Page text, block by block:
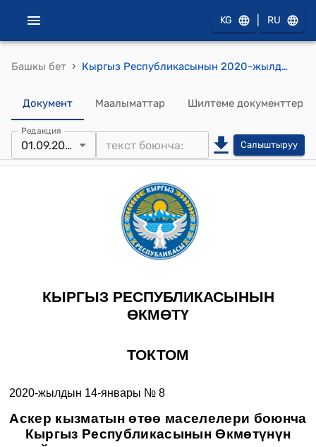
KG RU
Башкы бет › Кыргыз Республикасынын 2020-жылдын 14-январындагы № 8 "Аскер кызматын өтөө маселелери боюнча Кыргыз Республикасынын Өкмөтүнүн айрым чечимдерине өзгөртүүлөрдү киргизүү жөнүндө" токтому
Документ Маалыматтар Шилтеме документтер
Редакция
01.09.2025 Салыштыруу